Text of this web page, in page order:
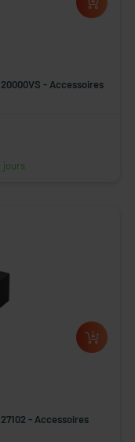
- Accessoires
jours
- Accessoires